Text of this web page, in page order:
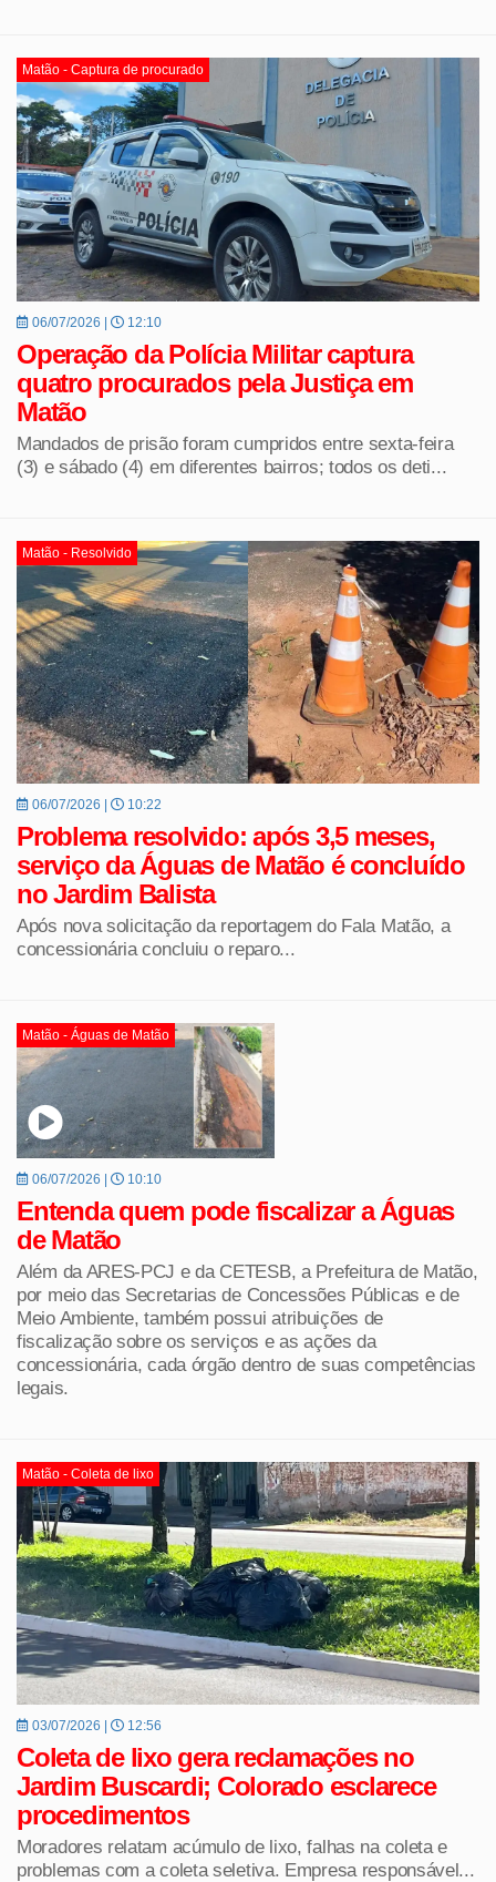
Matão - Captura de procurado
06/07/2026 | 12:10
Operação da Polícia Militar captura
quatro procurados pela Justiça em
Matão
Mandados de prisão foram cumpridos entre sexta-feira
(3) e sábado (4) em diferentes bairros; todos os deti...
Matão - Resolvido
06/07/2026 | 10:22
Problema resolvido: após 3,5 meses,
serviço da Águas de Matão é concluído
no Jardim Balista
Após nova solicitação da reportagem do Fala Matão, a
concessionária concluiu o reparo...
Matão - Águas de Matão
06/07/2026 | 10:10
Entenda quem pode fiscalizar a Águas
de Matão
Além da ARES-PCJ e da CETESB, a Prefeitura de Matão,
por meio das Secretarias de Concessões Públicas e de
Meio Ambiente, também possui atribuições de
fiscalização sobre os serviços e as ações da
concessionária, cada órgão dentro de suas competências
legais.
Matão - Coleta de lixo
03/07/2026 | 12:56
Coleta de lixo gera reclamações no
Jardim Buscardi; Colorado esclarece
procedimentos
Moradores relatam acúmulo de lixo, falhas na coleta e
problemas com a coleta seletiva. Empresa responsável...